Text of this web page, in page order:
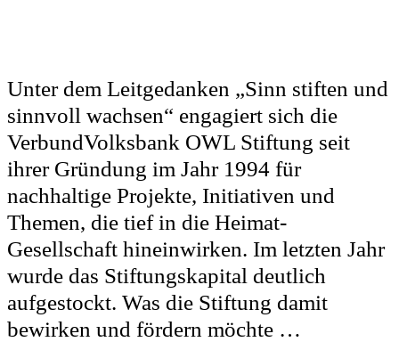
Unter dem Leitgedanken „Sinn stiften und
sinnvoll wachsen“ engagiert sich die
VerbundVolksbank OWL Stiftung seit
ihrer Gründung im Jahr 1994 für
nachhaltige Projekte, Initiativen und
Themen, die tief in die Heimat-
Gesellschaft hineinwirken. Im letzten Jahr
wurde das Stiftungskapital deutlich
aufgestockt. Was die Stiftung damit
bewirken und fördern möchte …